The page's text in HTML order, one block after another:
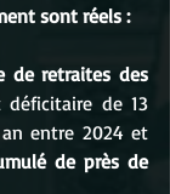
sont réels :
de retraites des
de 13
entre 2024 et
de près de